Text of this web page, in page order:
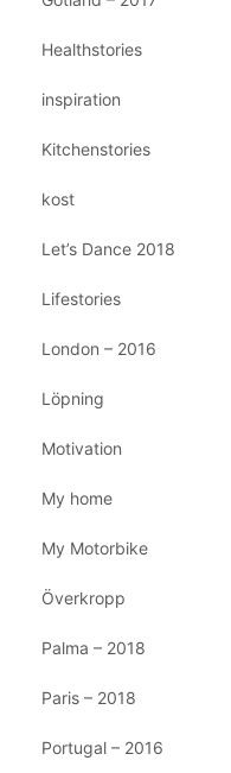
Healthstories
inspiration
Kitchenstories
kost
Let’s Dance 2018
Lifestories
London – 2016
Löpning
Motivation
My home
My Motorbike
Överkropp
Palma – 2018
Paris – 2018
Portugal – 2016